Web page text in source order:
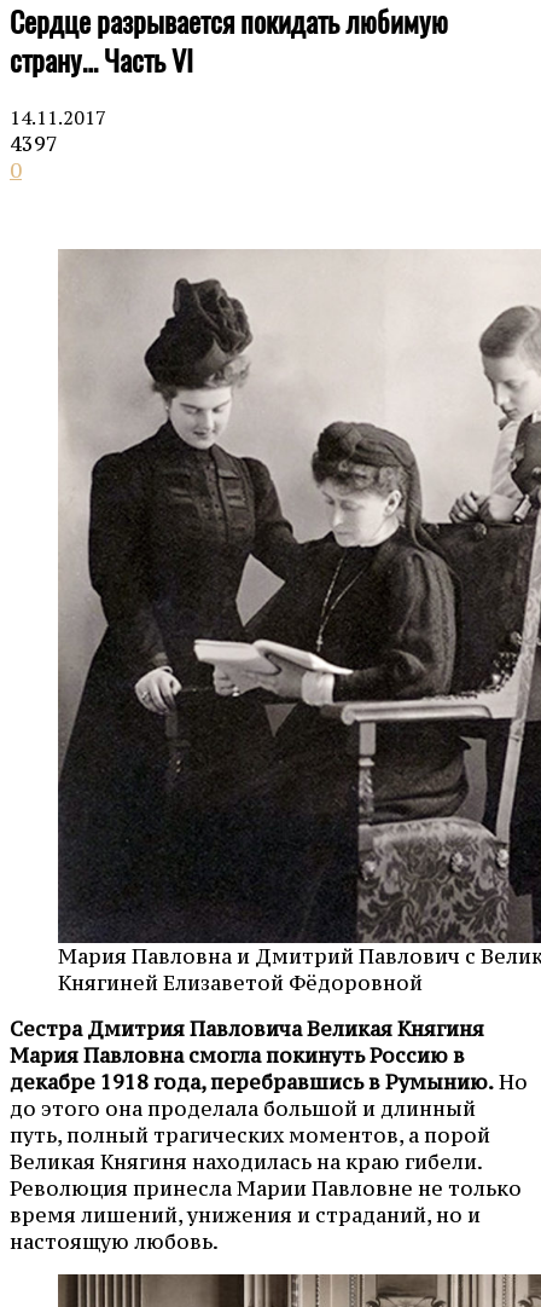
Сердце разрывается покидать любимую
страну… Часть VI
14.11.2017
4397
0
Мария Павловна и Дмитрий Павлович с
Княгиней Елизаветой Фёдоровной
Сестра Дмитрия Павловича Великая Княгиня
Мария Павловна смогла покинуть Россию в
декабре 1918 года, перебравшись в Румынию.Но
до этого она проделала большой и длинный
путь, полный трагических моментов, а порой
Великая Княгиня находилась на краю гибели.
Революция принесла Марии Павловне не только
время лишений, унижения и страданий, но и
настоящую любовь.